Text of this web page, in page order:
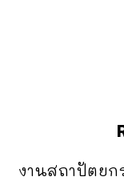
งานสถาปัตย